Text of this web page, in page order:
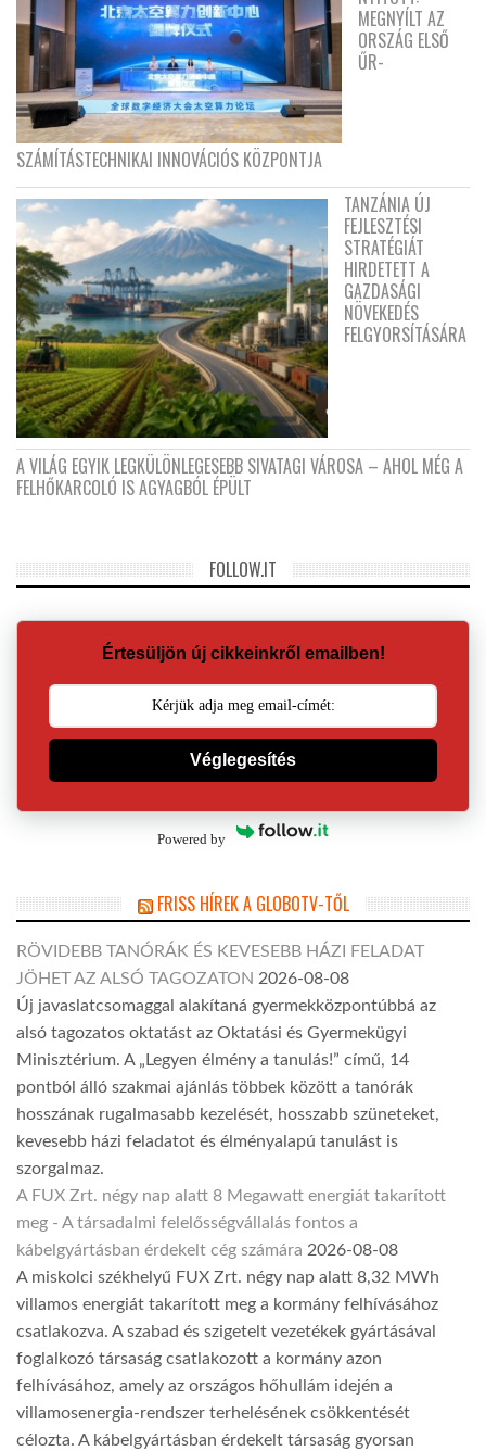
MEGNYÍLT AZ
ORSZÁG ELSŐ
ŰR-
SZÁMÍTÁSTECHNIKAI INNOVÁCIÓS KÖZPONTJA
TANZÁNIA ÚJ
FEJLESZTÉSI
STRATÉGIÁT
HIRDETETT A
GAZDASÁGI
NÖVEKEDÉS
FELGYORSÍTÁSÁRA
A VILÁG EGYIK LEGKÜLÖNLEGESEBB SIVATAGI VÁROSA – AHOL MÉG A
FELHŐKARCOLÓ IS AGYAGBÓL ÉPÜLT
FOLLOW.IT
Értesüljön új cikkeinkről emailben!
Véglegesítés
Powered by
FRISS HÍREK A GLOBOTV-TŐL
RÖVIDEBB TANÓRÁK ÉS KEVESEBB HÁZI FELADAT
JÖHET AZ ALSÓ TAGOZATON 2026-08-08
Új javaslatcsomaggal alakítaná gyermekközpontúbbá az
alsó tagozatos oktatást az Oktatási és Gyermekügyi
Minisztérium. A „Legyen élmény a tanulás!” című, 14
pontból álló szakmai ajánlás többek között a tanórák
hosszának rugalmasabb kezelését, hosszabb szüneteket,
kevesebb házi feladatot és élményalapú tanulást is
szorgalmaz.
A FUX Zrt. négy nap alatt 8 Megawatt energiát takarított
meg - A társadalmi felelősségvállalás fontos a
kábelgyártásban érdekelt cég számára 2026-08-08
A miskolci székhelyű FUX Zrt. négy nap alatt 8,32 MWh
villamos energiát takarított meg a kormány felhívásához
csatlakozva. A szabad és szigetelt vezetékek gyártásával
foglalkozó társaság csatlakozott a kormány azon
felhívásához, amely az országos hőhullám idején a
villamosenergia-rendszer terhelésének csökkentését
célozta. A kábelgyártásban érdekelt társaság gyorsan